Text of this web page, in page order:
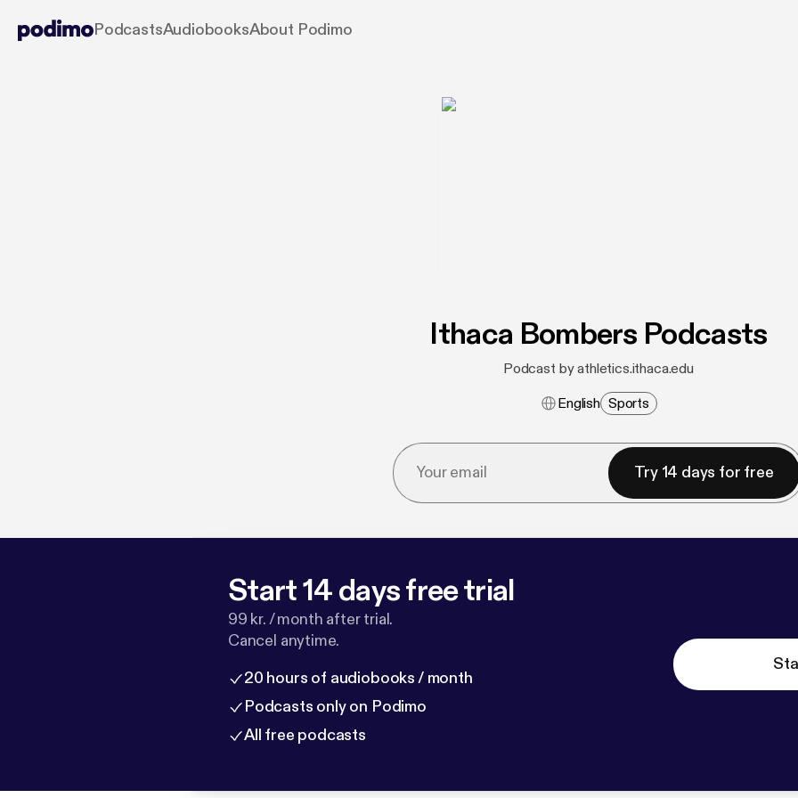
PodcastsAudiobooksAbout Podimo
Ithaca Bombers Podcasts
Podcast by athletics.ithaca.edu
English Sports
Try 14 days for free
Start 14 days free trial
99 kr. / month after trial.
Cancel anytime.
20 hours of audiobooks / month
Podcasts only on Podimo
All free podcasts